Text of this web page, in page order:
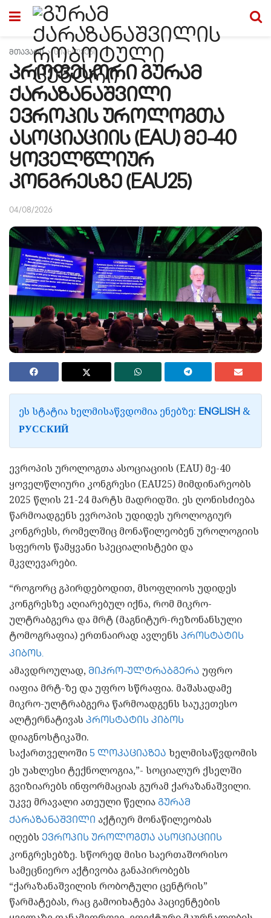
მთავარი სიახლეები
პროფესორი გურამ
ქარაზანაშვილი
ევროპის უროლოგთა
ასოციაციის (EAU) მე-40
ყოველწლიურ
კონგრესზე (EAU25)
04/08/2026
ᲔᲡ ᲡᲢᲐᲢᲘᲐ ᲮᲔᲚᲛᲘᲡᲐᲬᲕᲓᲝᲛᲘᲐ ᲔᲜᲔᲑᲖᲔ: ENGLISH &
РУССКИЙ
ევროპის უროლოგთა ასოციაციის (EAU) მე-40
ყოველწლიური კონგრესი (EAU25) მიმდინარეობს
2025 წლის 21-24 მარტს მადრიდში. ეს ღონისძიება
წარმოადგენს ევროპის უდიდეს უროლოგიურ
კონგრესს, რომელშიც მონაწილეობენ უროლოგიის
სფეროს წამყვანი სპეციალისტები და
მკვლევარები.
“როგორც გპირდებოდით, მსოფლიოს უდიდეს
კონგრესზე აღიარებულ იქნა, რომ მიკრო-
ულტრაბგერა და მრტ (მაგნიტურ-რეზონანსული
ტომოგრაფია) ერთნაირად ავლენს პროსტატის
კიბოს.
ამავდროულად, მიკრო-ულტრაბგერა უფრო
იაფია მრტ-ზე და უფრო სწრაფია. მაშასადამე
მიკრო-ულტრაბგერა წარმოადგენს საუკეთესო
ალტერნატივას პროსტატის კიბოს
დიაგნოსტიკაში.
საქართველოში 5 ლოკაციაზეა ხელმისაწვდომის
ეს უახლესი ტექნოლოგია,”- სოციალურ ქსელში
გვიზიარებს ინფორმაციას გურამ ქარაზანაშვილი.
უკვე მრავალი ათეული წელია გურამ
ქარაზანაშვილი აქტიურ მონაწილეობას
იღებს ევროპის უროლოგთა ასოციაციის
კონგრესებზე. სწორედ მისი საერთაშორისო
სამეცნიერო აქტივობა განაპირობებს
“ქარაზანაშვილის რობოტული ცენტრის”
წარმატებას, რაც გამოიხატება პაციენტების